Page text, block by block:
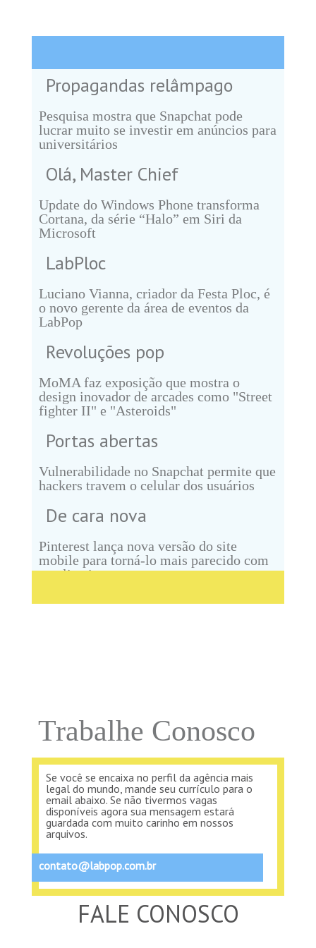
Propagandas relâmpago
Pesquisa mostra que Snapchat pode
lucrar muito se investir em anúncios para
universitários
Olá, Master Chief
Update do Windows Phone transforma
Cortana, da série “Halo” em Siri da
Microsoft
LabPloc
Luciano Vianna, criador da Festa Ploc, é
o novo gerente da área de eventos da
LabPop
Revoluções pop
MoMA faz exposição que mostra o
design inovador de arcades como "Street
fighter II" e "Asteroids"
Portas abertas
Vulnerabilidade no Snapchat permite que
hackers travem o celular dos usuários
De cara nova
Pinterest lança nova versão do site
mobile para torná-lo mais parecido com
o aplicativo
Sob nova direção
Marcella Huche e Gerhard Brêda eram
estagiários e hoje ocupam postos
Controle de energia
Conheça o Parce One, gadget que
permite que você desligue aparelhos
usando o smartphone
Notícias cada vez mais
quentes
CNN se junta ao Twitter e à Dataminr
Trabalhe Conosco
Se você se encaixa no perfil da agência mais
legal do mundo, mande seu currículo para o
email abaixo. Se não tivermos vagas
disponíveis agora sua mensagem estará
guardada com muito carinho em nossos
arquivos.
contato@labpop.com.br
FALE CONOSCO